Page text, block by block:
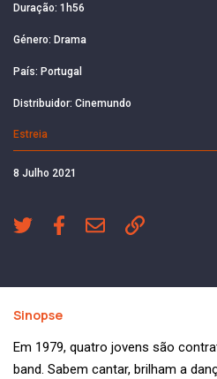
Duração: 1h56
Género: Drama
País: Portugal
Distribuidor: Cinemundo
Estreia
8 Julho 2021
Sinopse
Em 1979, quatro jovens são
band. Sabem cantar, brilham a